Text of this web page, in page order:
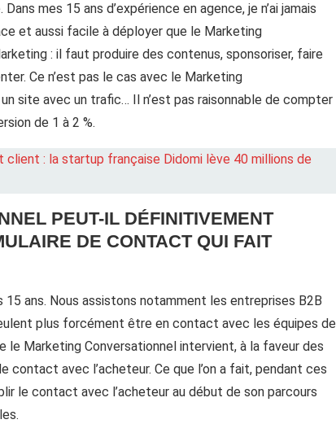
mes 15 ans d’expérience en agence, je n’ai jamais
et aussi facile à déployer que le Marketing
: il faut produire des contenus, sponsoriser, faire
Ce n’est pas le cas avec le Marketing
site avec un trafic… Il n’est pas raisonnable de compter
de 1 à 2 %.
client : la startup française Didomi lève 40 millions de
PEUT-IL DÉFINITIVEMENT
DE CONTACT QUI FAIT
15 ans. Nous assistons notamment les entreprises B2B
plus forcément être en contact avec les équipes de
le Marketing Conversationnel intervient, à la faveur des
avec l’acheteur. Ce que l’on a fait, pendant ces
le contact avec l’acheteur au début de son parcours